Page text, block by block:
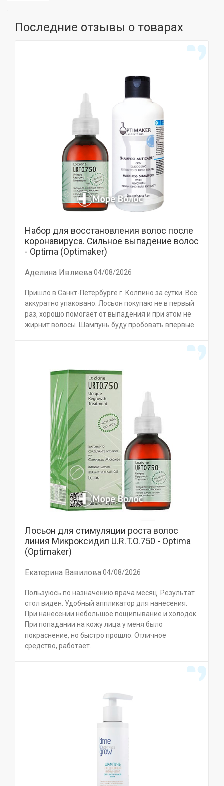
Последние отзывы о товарах
Набор для восстановления волос после
коронавируса. Сильное выпадение волос
- Optima (Optimaker)
Аделина Ивлиева04/08/2026
Пришло в Санкт-Петербурге г. Колпино за сутки. Все
аккуратно упаковано. Лосьон покупаю не в первый
раз, хорошо помогает от выпадения и при этом не
жирнит волосы. Шампунь буду пробовать впервые
Лосьон для стимуляции роста волос
линия Микроксидил U.R.T.O.750 - Optima
(Optimaker)
Екатерина Вавилова04/08/2026
Пользуюсь по назначению врача месяц. Результат
стол виден. Удобный аппликатор для нанесения.
При нанесении небольшое пощипывание и холодок.
При попадании на кожу лица у меня было
покраснение, но быстро прошло. Отличное
средство, работает.